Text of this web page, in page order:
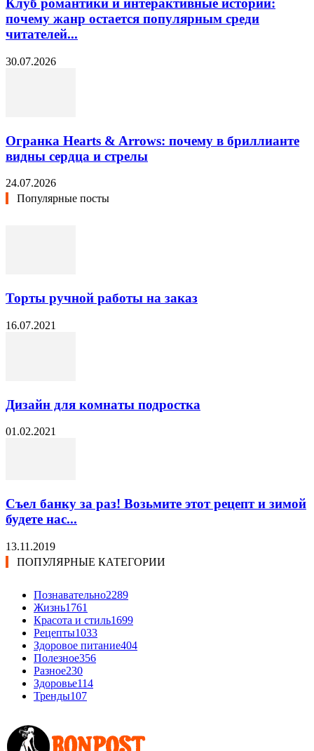
Клуб романтики и интерактивные истории:
почему жанр остается популярным среди
читателей...
30.07.2026
Огранка Hearts & Arrows: почему в бриллианте
видны сердца и стрелы
24.07.2026
Популярные посты
Торты ручной работы на заказ
16.07.2021
Дизайн для комнаты подростка
01.02.2021
Съел банку за раз! Возьмите этот рецепт и зимой
будете нас...
13.11.2019
ПОПУЛЯРНЫЕ КАТЕГОРИИ
Познавательно2289
Жизнь1761
Красота и стиль1699
Рецепты1033
Здоровое питание404
Полезное356
Разное230
Здоровье114
Тренды107